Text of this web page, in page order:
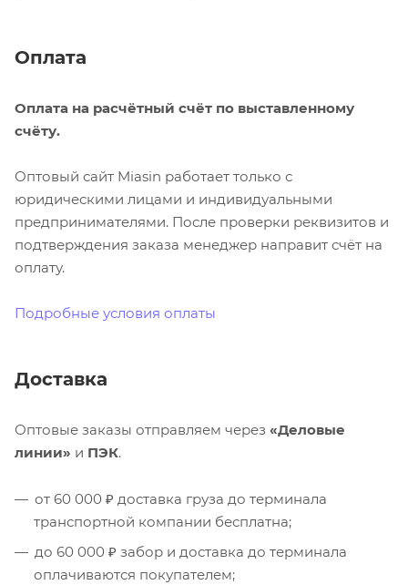
Оплата
Оплата на расчётный счёт по выставленному
счёту.
Оптовый сайт Miasin работает только с
юридическими лицами и индивидуальными
предпринимателями. После проверки реквизитов и
подтверждения заказа менеджер направит счёт на
оплату.
Подробные условия оплаты
Доставка
Оптовые заказы отправляем через «Деловые
линии» и ПЭК.
от 60 000 ₽ доставка груза до терминала
транспортной компании бесплатна;
до 60 000 ₽ забор и доставка до терминала
оплачиваются покупателем;